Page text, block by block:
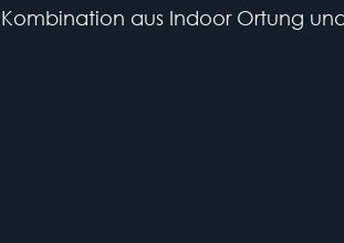
aus Indoor Ortung